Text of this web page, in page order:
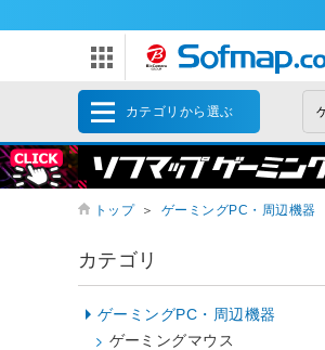
カテゴリから選ぶ
トップ ＞ ゲーミングPC・周辺機器
カテゴリ
ゲーミングPC・周辺機器
ゲーミングマウス